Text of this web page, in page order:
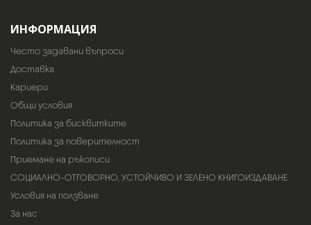
ИНФОРМАЦИЯ
Често задавани въпроси
Доставка
Кариери
Общи условия
Политика за бисквитките
Политика за поверителност
Приемане на ръкописи
СОЦИАЛНО-ОТГОВОРНО, УСТОЙЧИВО И ЗЕЛЕНО КНИГОИЗДАВАНЕ
Условия на ползване
За нас